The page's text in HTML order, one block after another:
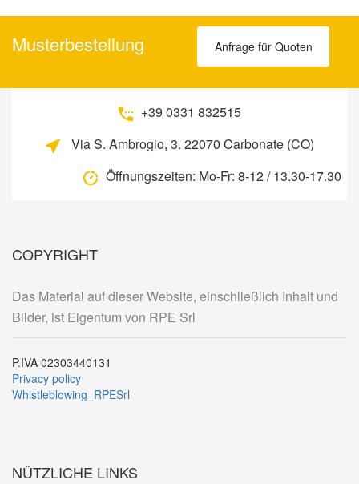
Musterbestellung Anfrage für Quoten
+39 0331 832515
Via S. Ambrogio, 3. 22070 Carbonate (CO)
Öffnungszeiten: Mo-Fr: 8-12 / 13.30-17.30
COPYRIGHT
Das Material auf dieser Website, einschließlich Inhalt und
Bilder, ist Eigentum von RPE Srl
P.IVA 02303440131
Privacy policy
Whistleblowing_RPESrl
NÜTZLICHE LINKS